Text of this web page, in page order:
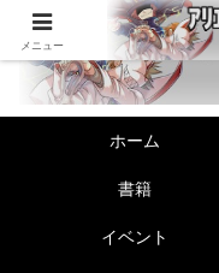
ホーム
書籍
イベント
メニュー